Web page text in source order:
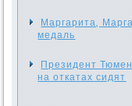
Маргарита,
медаль
Президент
на откатах сидят